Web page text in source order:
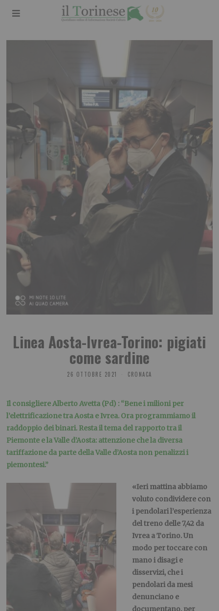
Linea Aosta-Ivrea-Torino: pigiati
come sardine
26 OTTOBRE 2021 CRONACA
Il consigliere Alberto Avetta (Pd) : “Bene i milioni per
l’elettrificazione tra Aosta e Ivrea. Ora programmiamo il
raddoppio dei binari. Resta il tema del rapporto tra il
Piemonte e la Valle d’Aosta: attenzione che la diversa
tariffazione da parte della Valle d’Aosta non penalizzi i
piemontesi.”
«Ieri mattina abbiamo
voluto condividere con
i pendolari l’esperienza
del treno delle 7,42 da
Ivrea a Torino. Un
modo per toccare con
mano i disagi e
disservizi, che i
pendolari da mesi
denunciano e
documentano, per